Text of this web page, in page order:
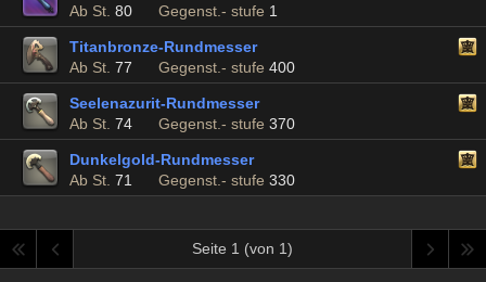
Ab St. 80 Gegenst.- stufe 1
Titanbronze-Rundmesser
Ab St. 77 Gegenst.- stufe 400
Seelenazurit-Rundmesser
Ab St. 74 Gegenst.- stufe 370
Dunkelgold-Rundmesser
Ab St. 71 Gegenst.- stufe 330
Seite 1 (von 1)